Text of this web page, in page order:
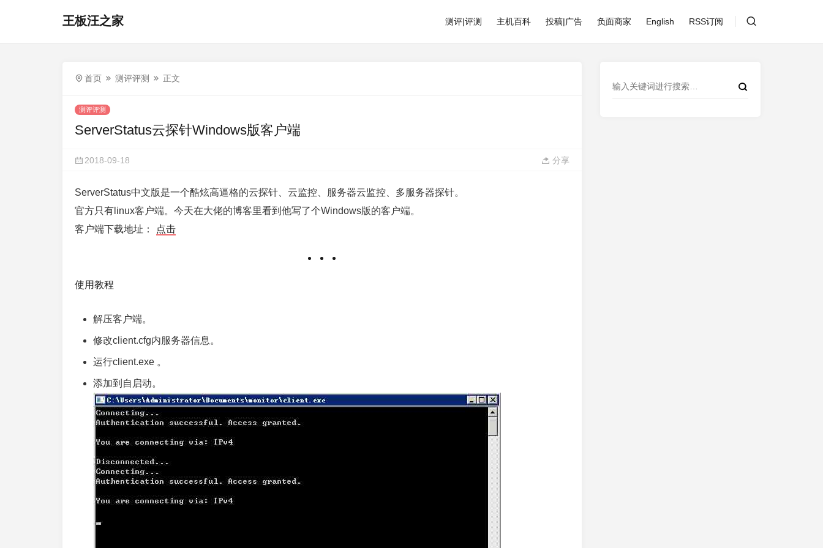
王板汪之家 测评|评测 主机百科 投稿|广告 负面商家 English RSS订阅
首页 测评评测 正文
测评评测
ServerStatus云探针Windows版客户端
2018-09-18 分享
ServerStatus中文版是一个酷炫高逼格的云探针、云监控、服务器云监控、多服务器探针。
官方只有linux客户端。今天在大佬的博客里看到他写了个Windows版的客户端。
客户端下载地址：
点击
使用教程
解压客户端。
修改client.cfg内服务器信息。
运行client.exe 。
添加到自启动。